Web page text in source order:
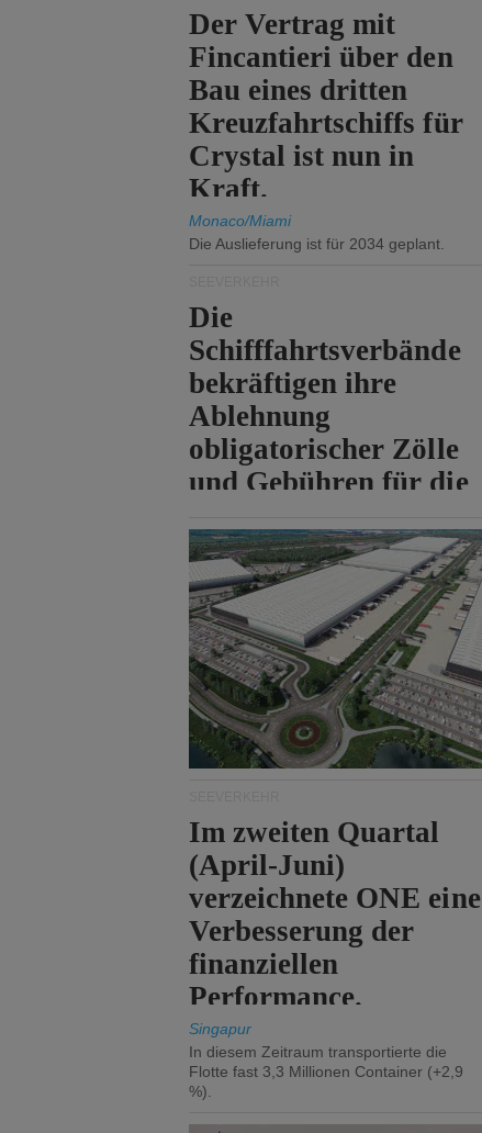
Der Vertrag mit
Fincantieri über den
Bau eines dritten
Kreuzfahrtschiffs für
Crystal ist nun in
Kraft.
Monaco/Miami
Die Auslieferung ist für 2034 geplant.
Die
Schifffahrtsverbände
bekräftigen ihre
Ablehnung
obligatorischer Zölle
und Gebühren für die
von Hormuz.
Im zweiten Quartal
(April-Juni)
verzeichnete ONE eine
Verbesserung der
finanziellen
Performance.
Singapur
In diesem Zeitraum transportierte die
Flotte fast 3,3 Millionen Container (+2,9
%).